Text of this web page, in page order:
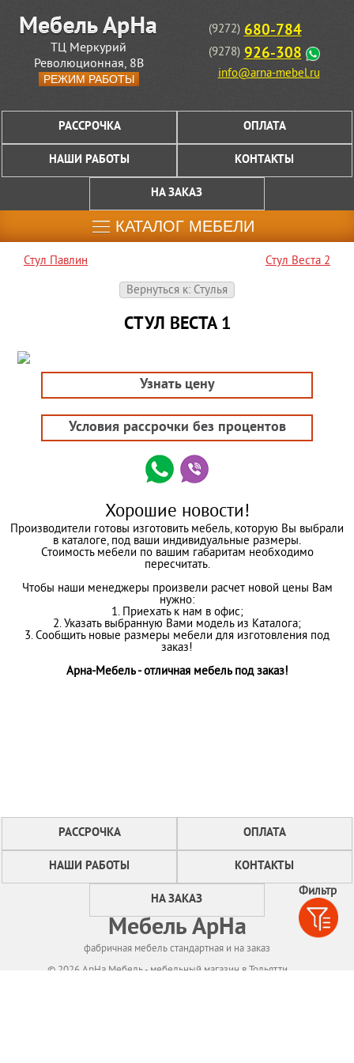
Фильтр
ТЦ Меркурий
Революционная, 8В
РЕЖИМ РАБОТЫ
(9272) 680-784
(9278) 926-308
info@arna-mebel.ru
РАССРОЧКА ОПЛАТА
НАШИ РАБОТЫ КОНТАКТЫ
НА ЗАКАЗ
КАТАЛОГ МЕБЕЛИ
Стул Павлин
Стул Веста 2
Вернуться к: Стулья
СТУЛ ВЕСТА 1
Узнать цену
Условия рассрочки без процентов
Хорошие новости!
Производители готовы изготовить мебель, которую Вы выбрали
в каталоге, под ваши индивидуальные размеры.
Стоимость мебели по вашим габаритам необходимо
пересчитать.
Чтобы наши менеджеры произвели расчет новой цены Вам
нужно:
1. Приехать к нам в офис;
2. Указать выбранную Вами модель из Каталога;
3. Сообщить новые размеры мебели для изготовления под
заказ!
Арна-Мебель - отличная мебель под заказ!
РАССРОЧКА ОПЛАТА
НАШИ РАБОТЫ КОНТАКТЫ
НА ЗАКАЗ
Мебель АрНа
фабричная мебель стандартная и на заказ
© 2026 АрНа Мебель - мебельный магазин в Тольятти